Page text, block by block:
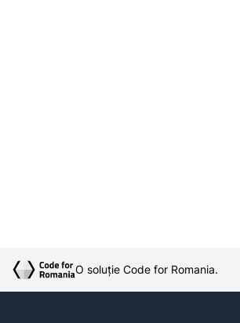
O soluție Code for Romania.